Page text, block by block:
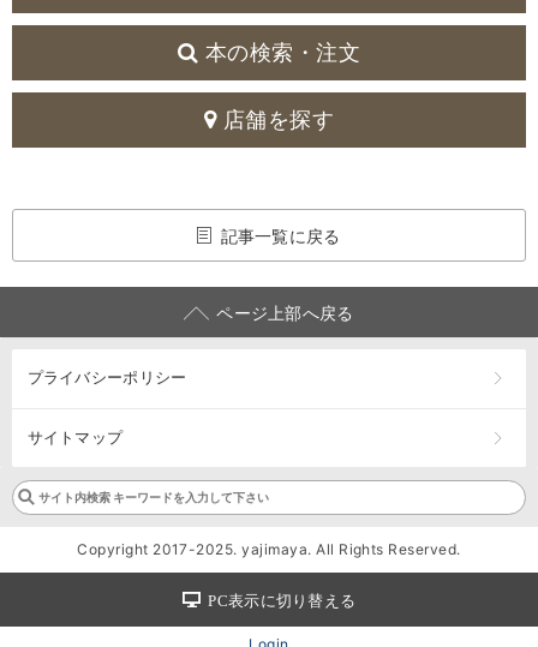
本の検索・注文
店舗を探す
記事一覧に戻る
ページ上部へ戻る
プライバシーポリシー
サイトマップ
Copyright 2017-2025. yajimaya. All Rights Reserved.
PC表示に切り替える